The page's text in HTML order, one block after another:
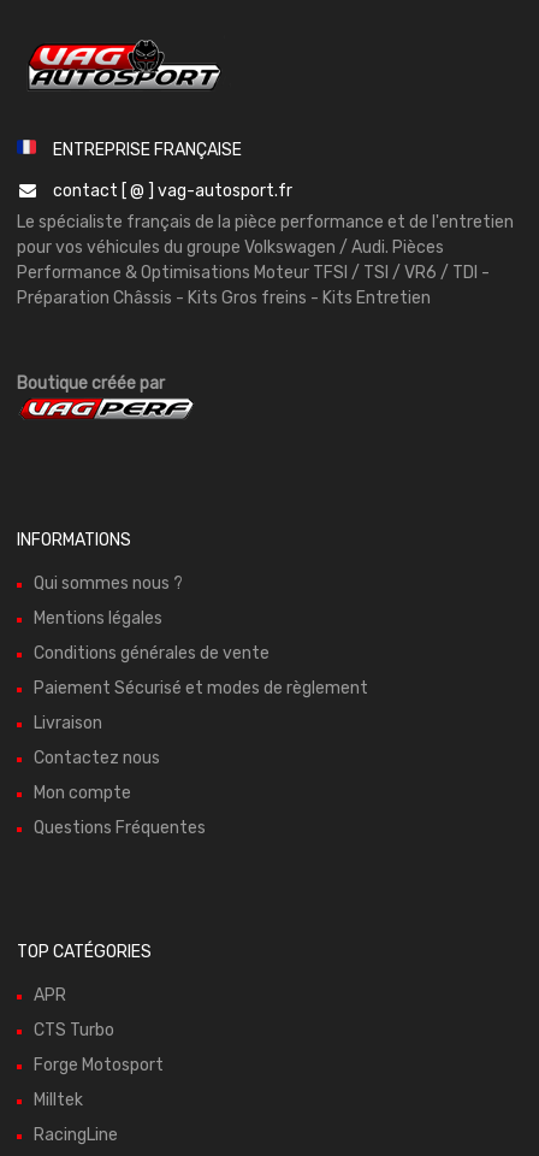
ENTREPRISE FRANÇAISE
contact [ @ ] vag-autosport.fr
Le spécialiste français de la pièce performance et de l'entretien
pour vos véhicules du groupe Volkswagen / Audi. Pièces
Performance & Optimisations Moteur TFSI / TSI / VR6 / TDI -
Préparation Châssis - Kits Gros freins - Kits Entretien
Boutique créée par
INFORMATIONS
Qui sommes nous ?
Mentions légales
Conditions générales de vente
Paiement Sécurisé et modes de règlement
Livraison
Contactez nous
Mon compte
Questions Fréquentes
TOP CATÉGORIES
APR
CTS Turbo
Forge Motosport
Milltek
RacingLine